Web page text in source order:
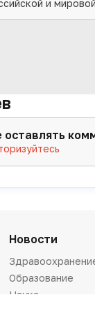
и
Новости
Образование
Наука